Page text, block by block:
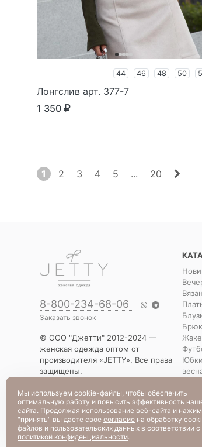
44 46 48 50
Лонгслив арт. 377-7
1 350
1 2 3 4 5 ... 20
8-800-234-68-06
Заказать звонок
© ООО "Джетти" 2012-2024 —
женская одежда оптом от
производителя «JETTY». Все права
защищены.
условия их приобретения
действительны по состоянию на
текущую дату.
Юбки
Мы используем cookie-файлы, чтобы обеспечить
оптимальную работу и повысить эффективность
сайта. Продолжая использование веб-сайта и
"принять" вы даете свое согласие на обработку
файлов и пользовательских данных в соответствии с
политикой конфиденциальности.